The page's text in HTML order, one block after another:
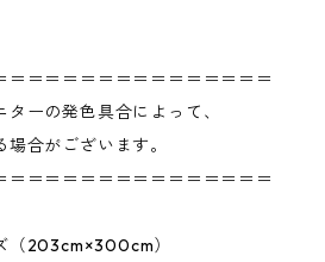
＝＝＝＝＝＝＝＝＝＝＝＝＝＝＝
ーの発色具合によって、
場合がございます。
＝＝＝＝＝＝＝＝＝＝＝＝＝＝＝
（203cm×300cm）